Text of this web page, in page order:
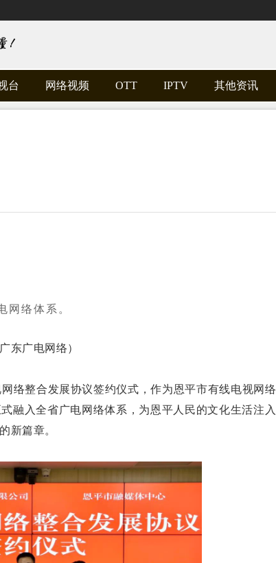
台 网络视频 OTT IPTV 其他资讯
网络体系。
广电网络）
整合发展协议签约仪式，作为恩平市有线电视网
融入全省广电网络体系，为恩平人民的文化生活注
新篇章。